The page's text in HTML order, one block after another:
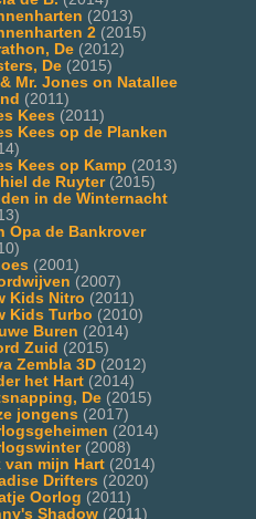
(2013)
2 (2015)
De (2012)
De (2015)
Mr. Jones on Natallee
(2011)
Kees (2011)
Kees op de Planken
Kees op Kamp (2013)
de Ruyter(2015)
in de Winternacht
Opa de Bankrover
(2001)
(2007)
Kids Nitro (2011)
Kids Turbo (2010)
Buren (2014)
Zuid (2015)
Zembla 3D (2012)
het Hart (2014)
De (2015)
jongens (2017)
(2014)
(2008)
van mijn Hart (2014)
Drifters (2020)
Oorlog (2011)
Shadow (2011)